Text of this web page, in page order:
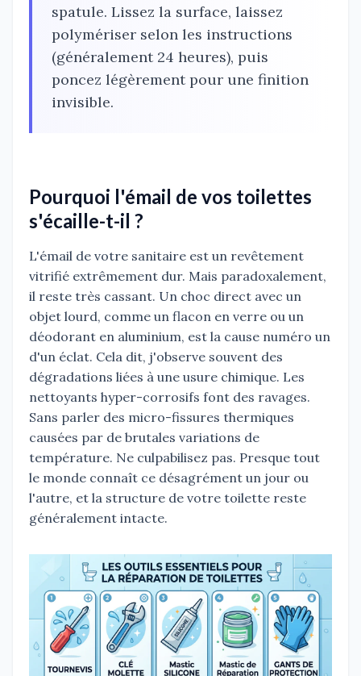
spatule. Lissez la surface, laissez
polymériser selon les instructions
(généralement 24 heures), puis
poncez légèrement pour une finition
invisible.
Pourquoi l'émail de vos toilettes
s'écaille-t-il ?
L'émail de votre sanitaire est un revêtement
vitrifié extrêmement dur. Mais paradoxalement,
il reste très cassant. Un choc direct avec un
objet lourd, comme un flacon en verre ou un
déodorant en aluminium, est la cause numéro un
d'un éclat. Cela dit, j'observe souvent des
dégradations liées à une usure chimique. Les
nettoyants hyper-corrosifs font des ravages.
Sans parler des micro-fissures thermiques
causées par de brutales variations de
température. Ne culpabilisez pas. Presque tout
le monde connaît ce désagrément un jour ou
l'autre, et la structure de votre toilette reste
généralement intacte.